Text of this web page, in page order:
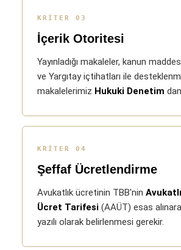
KRITER 03
İçerik Otoritesi
Yayınladığı makaleler, kanun
ve Yargıtay içtihatları ile
makalelerimiz Hukuki Denetim
KRITER 04
Şeffaf Ücretlendirme
Avukatlık ücretinin TBB'nin
Ücret Tarifesi (AAÜT) esas
yazılı olarak belirlenmesi gerekir.